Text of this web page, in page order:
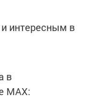
интересным в
в
MАХ: